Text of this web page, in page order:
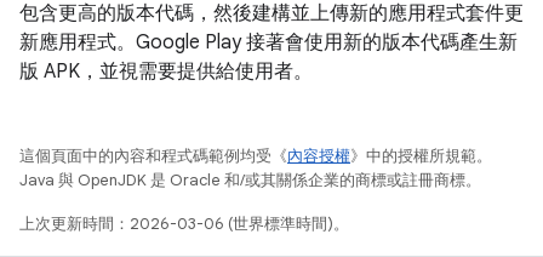
包含更高的版本代碼，然後建構並上傳新的應用程式套件更
新應用程式。Google Play 接著會使用新的版本代碼產生新
版 APK，並視需要提供給使用者。
這個頁面中的內容和程式碼範例均受《內容授權》中的授權所規範。
Java 與 OpenJDK 是 Oracle 和/或其關係企業的商標或註冊商標。
上次更新時間：2026-03-06 (世界標準時間)。